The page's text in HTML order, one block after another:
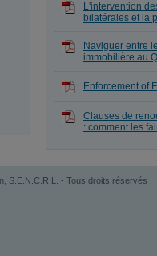
L'intervention
bilatérales et la
Naviguer entre
immobilière au
Enforcement of
Clauses de
: comment les
S.E.N.C.R.L. - Tous droits réservés